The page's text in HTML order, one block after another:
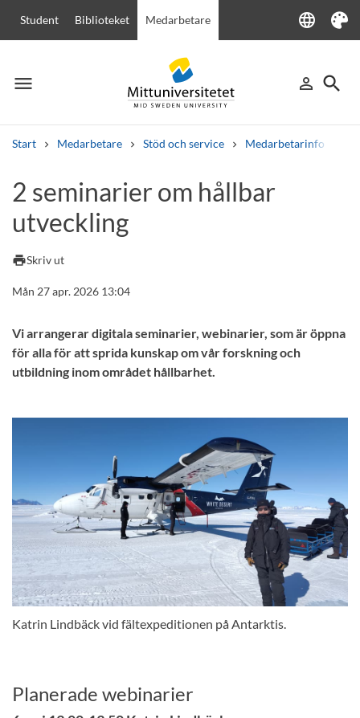
Student Biblioteket Medarbetare language
Language
Tema
menu
Meny person_outline
Logga in
search
Sök
Start Medarbetare Stöd och service Medarbetarinfo
Andra söktjänster
Kurser och program
2 seminarier om hållbar
utveckling
printSkriv ut
Mån 27 apr. 2026 13:04
Vi arrangerar digitala seminarier, webinarier, som är öppna
för alla för att sprida kunskap om vår forskning och
utbildning inom området hållbarhet.
Katrin Lindbäck vid fältexpeditionen på Antarktis.
Planerade webinarier